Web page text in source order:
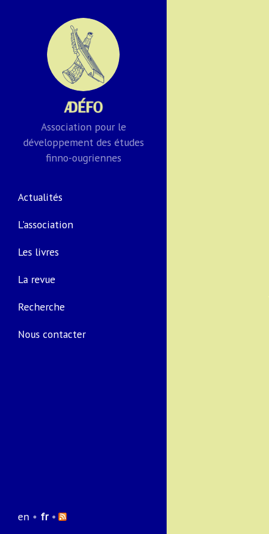
Association pour le
développement des études
finno-ougriennes
Actualités
L'association
Les livres
La revue
Recherche
Nous contacter
en • fr•